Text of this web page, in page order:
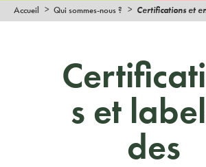
Accueil Qui sommes-nous ? Certifications et
s et
des